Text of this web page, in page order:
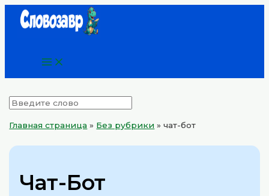
ПерейтиMain
Главная страница » Без рубрики »чат-бот
Чат-Бот